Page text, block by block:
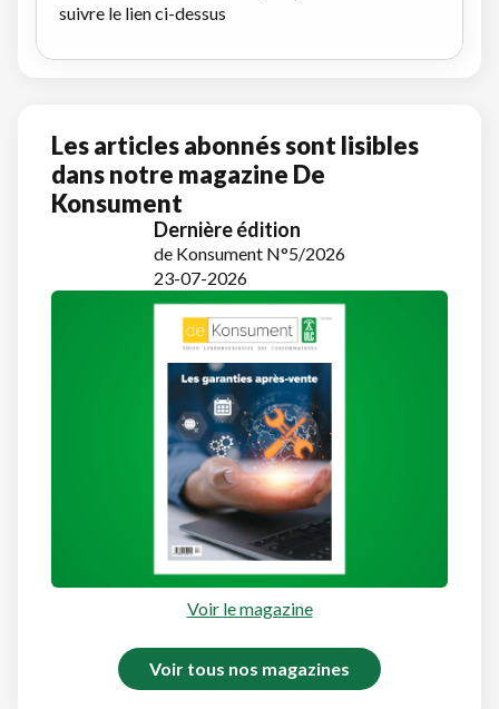
suivre le lien ci-dessus
Les articles abonnés sont lisibles
dans notre magazine De
Konsument
Dernière édition
de Konsument N°5/2026
23-07-2026
Voir le magazine
Voir tous nos magazines